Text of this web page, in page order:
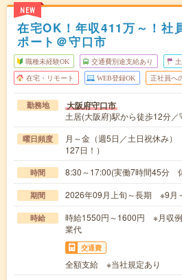
NEW
在宅OK！年収411万～！社
ポート＠守口市
職種未経験OK 交通費別途支給あり
在宅・リモート WEB登録OK 正社員へ
勤務地 大阪府守口市
土居(大阪府)駅から徒歩12分
曜日頻度
月～金（週5日／土日祝休み
127日！）
時間 8:30～17:00(実働7時間45分
期間 2026年09月上旬～長期 ※9月
時給
時給1550円～1600円 ※月収
業代
交通費
全額支給 ※当社規定あり